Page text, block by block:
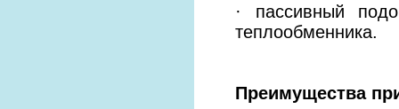
· пассивный
теплообменника.
Преимущества